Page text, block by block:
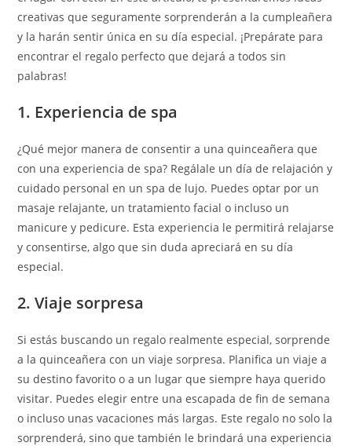
creativas que seguramente sorprenderán a la cumpleañera
y la harán sentir única en su día especial. ¡Prepárate para
encontrar el regalo perfecto que dejará a todos sin
palabras!
1. Experiencia de spa
¿Qué mejor manera de consentir a una quinceañera que
con una experiencia de spa? Regálale un día de relajación y
cuidado personal en un spa de lujo. Puedes optar por un
masaje relajante, un tratamiento facial o incluso un
manicure y pedicure. Esta experiencia le permitirá relajarse
y consentirse, algo que sin duda apreciará en su día
especial.
2. Viaje sorpresa
Si estás buscando un regalo realmente especial, sorprende
a la quinceañera con un viaje sorpresa. Planifica un viaje a
su destino favorito o a un lugar que siempre haya querido
visitar. Puedes elegir entre una escapada de fin de semana
o incluso unas vacaciones más largas. Este regalo no solo la
sorprenderá, sino que también le brindará una experiencia